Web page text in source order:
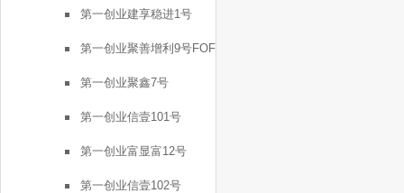
第一创业建享稳进1号
第一创业聚善增利9号FOF
第一创业聚鑫7号
第一创业信壹101号
第一创业富显富12号
第一创业信壹102号